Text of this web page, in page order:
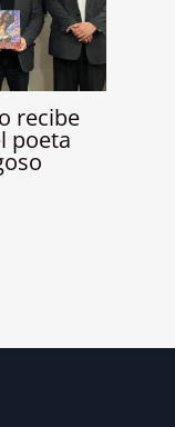
recibe
poeta